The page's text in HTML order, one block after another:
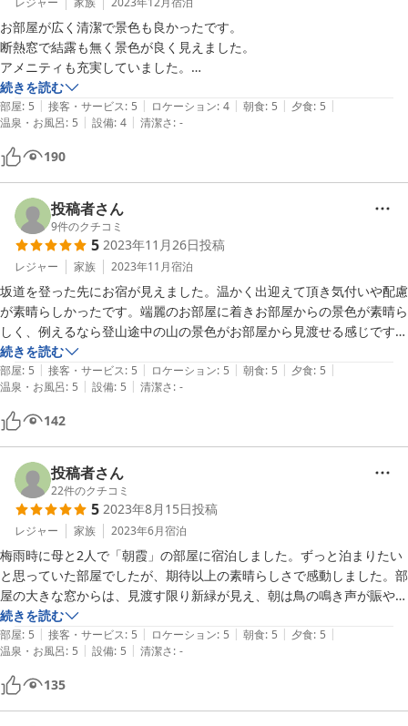
お部屋が広く清潔で景色も良かったです。
断熱窓で結露も無く景色が良く見えました。
アメニティも充実していました。
客室係の方が新人さんということでしたが、とても丁寧で良かったで
す。
食事も1品1品凝っていて美味しかったです。
先付の薯蕷豆腐にのっていた甘くないずんだや前菜の柿の使い方など、
初めての食べ方が多く、新しい発見があり楽しく食事ができました。
デザートの焼きリンゴと紅葉のジェラートは宿泊した宿のデザート中で
過去一美味しかったです。
ウェルカムドリンク柚子ほうじ茶とソフトクリームも美味しかったで
す。
(少食の私は満足でしたが、物足りないと感じる方もいるかもしれませ
ん。)
今回は12月の宿泊で景色が寒々しかったですが(冬山は冬山で良かった
です)新緑の季節や紅葉の季節にもまた宿泊したいです。
続きを読む
部屋: 5 | 接客・サービス: 5 | ロケーション: 4 | 朝食: 5 | 夕食: 5 |
温泉・お風呂: 5 | 設備: 4 | 清潔さ: -
190
投稿者さん
9件のクチコミ
5 2023年11月26日投稿
レジャー 家族 2023年11月宿泊
坂道を登った先にお宿が見えました。温かく出迎えて頂き気付いや配慮
が素晴らしかったです。端麗のお部屋に着きお部屋からの景色が素晴ら
しく、例えるなら登山途中の山の景色がお部屋から見渡せる感じです。
更にお部屋の半露天風呂からも同じ景色が見え、マッサージチェアもあ
り、写真以上にステキな部屋でした。また備え付けのアメニティにも気
を遣っており、敏感肌の私でも合う、化粧品やシャンプーがあり助かり
ました。料理もまた凝っており味付けは優しい味で美味しかったです。
この度はお世話になりました。
続きを読む
部屋: 5 | 接客・サービス: 5 | ロケーション: 5 | 朝食: 5 | 夕食: 5 |
温泉・お風呂: 5 | 設備: 5 | 清潔さ: -
142
投稿者さん
22件のクチコミ
5 2023年8月15日投稿
レジャー 家族 2023年6月宿泊
梅雨時に母と2人で「朝霞」の部屋に宿泊しました。ずっと泊まりたい
と思っていた部屋でしたが、期待以上の素晴らしさで感動しました。部
屋の大きな窓からは、見渡す限り新緑が見え、朝は鳥の鳴き声が賑やか
で最高に癒されました。部屋食なので、日の暮れる様子を眺めながら美
味しい食事が堪能できて大満足です。お部屋の係の方が、松島で人気の
カフェを教えてくれたので翌日行ってみたところ素敵なお店でした。と
にかく全てにおいて満足できる宿です。ありがとうございました。
続きを読む
部屋: 5 | 接客・サービス: 5 | ロケーション: 5 | 朝食: 5 | 夕食: 5 |
温泉・お風呂: 5 | 設備: 5 | 清潔さ: -
135